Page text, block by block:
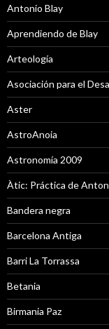
Antonio Blay
Aprendiendo de Blay
Arteología
Asociación para el
Aster
AstroAnoia
Astronomía 2009
Àtic: Práctica de
Bandera negra
Barcelona Antiga
Barri La Torrassa
Betania
Birmania Paz